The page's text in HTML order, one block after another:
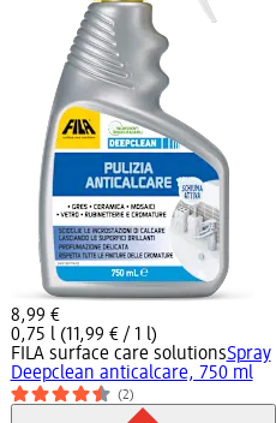
8,99 €
0,75 l (11,99 € / 1 l)
FILA surface care solutionsSpray
Deepclean anticalcare, 750 ml
(2)